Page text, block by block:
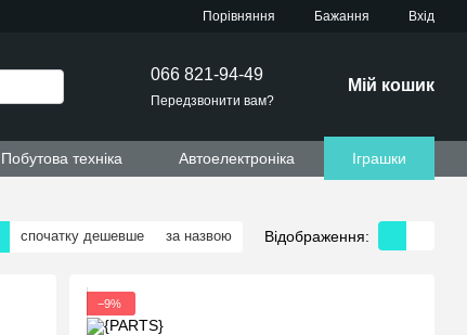
Порівняння Бажання Вхід
066 821-94-49
Передзвонити вам?
Мій кошик
Побутова техніка Автоелектроніка Іграшки
спочатку дешевше за назвою Відображення:
−9%